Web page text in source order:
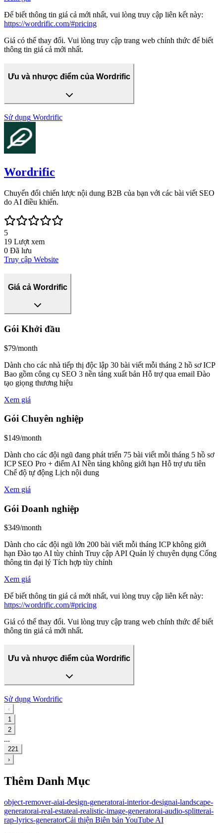
Để biết thông tin giá cả mới nhất, vui lòng truy cập liên kết này:
https://wordrific.com/#pricing
Giá có thể thay đổi. Vui lòng truy cập trang web chính thức để biết
thông tin giá cả mới nhất.
Ưu và nhược điểm của Wordrific
Sử dụng Wordrific
Wordrific
Chuyển đổi chiến lược nội dung B2B của bạn với các bài viết SEO
do AI điều khiển.
5
19 Lượt xem
0 Đã lưu
Truy cập Website
Giá cả Wordrific
Gói Khởi đầu
$79/month
Dành cho các nhà tiếp thị độc lập 30 bài viết mỗi tháng 2 hồ sơ ICP
Bao gồm công cụ SEO 3 nền tảng xuất bản Hỗ trợ qua email Đào
tạo giọng thương hiệu
Xem giá
Gói Chuyên nghiệp
$149/month
Dành cho các đội ngũ đang phát triển 75 bài viết mỗi tháng 5 hồ sơ
ICP SEO Pro + điểm AI Nền tảng không giới hạn Hỗ trợ ưu tiên
Chế độ tự động Lịch nội dung
Xem giá
Gói Doanh nghiệp
$349/month
Dành cho các đội ngũ lớn 200 bài viết mỗi tháng ICP không giới
hạn Đào tạo AI tùy chỉnh Truy cập API Quản lý chuyên dụng Cổng
thông tin đại lý Tích hợp tùy chỉnh
Xem giá
Để biết thông tin giá cả mới nhất, vui lòng truy cập liên kết này:
https://wordrific.com/#pricing
Giá có thể thay đổi. Vui lòng truy cập trang web chính thức để biết
thông tin giá cả mới nhất.
Ưu và nhược điểm của Wordrific
Sử dụng Wordrific
‹
1
2
...
221
›
Thêm Danh Mục
object-remover-aiai-design-generatorai-interior-designai-landscape-
generatorai-real-estateai-realistic-image-generatorai-audio-splitterai-
rap-lyrics-generatorCải thiện Biên bản YouTube AI